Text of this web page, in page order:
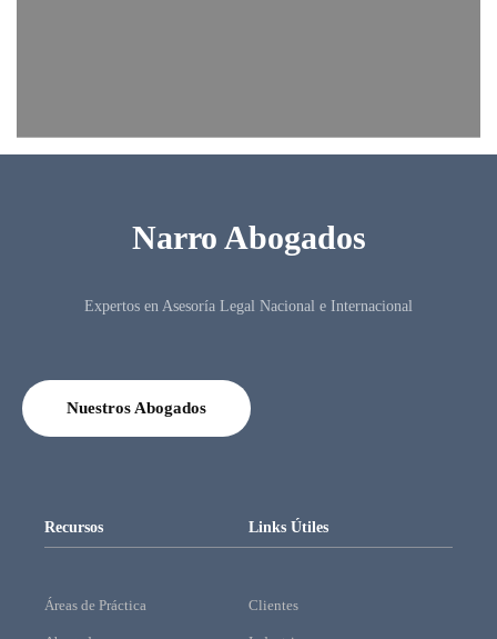
Narro Abogados
Expertos en Asesoría Legal Nacional e Internacional
Nuestros Abogados
Recursos
Áreas de Práctica
Links Útiles
Clientes